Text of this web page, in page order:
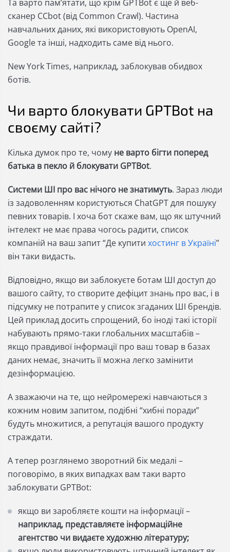
Та варто памʼятати, що крім GPTBot є ще й веб-
сканер CCbot (від Common Crawl). Частина
навчальних даних, які використовують OpenAI,
Google та інші, надходить саме від нього.
New York Times, наприклад, заблокував обидвох
ботів.
Чи варто блокувати GPTBot на
своєму сайті?
Кілька думок про те, чому не варто бігти поперед
батька в пекло й блокувати GPTBot.
Системи ШІ про вас нічого не знатимуть. Зараз люди
із задоволенням користуються ChatGPT для пошуку
певних товарів. І хоча бот скаже вам, що як штучний
інтелект не має права чогось радити, список
компаній на ваш запит “Де купити хостинг в Україні”
він таки видасть.
Відповідно, якщо ви заблокуєте ботам ШІ доступ до
вашого сайту, то створите дефіцит знань про вас, і в
підсумку не потрапите у список згаданих ШІ брендів.
Цей приклад досить спрощений, бо іноді такі історії
набувають прямо-таки глобальних масштабів –
якщо правдивої інформації про ваш товар в базах
даних немає, значить її можна легко замінити
дезінформацією.
А зважаючи на те, що нейромережі навчаються з
кожним новим запитом, подібні “хибні поради”
будуть множитися, а репутація вашого продукту
страждати.
А тепер розглянемо зворотний бік медалі –
поговорімо, в яких випадках вам таки варто
заблокувати GPTBot:
якщо ви заробляєте кошти на інформації –
наприклад, представляєте інформаційне
агентство чи видаєте художню літературу;